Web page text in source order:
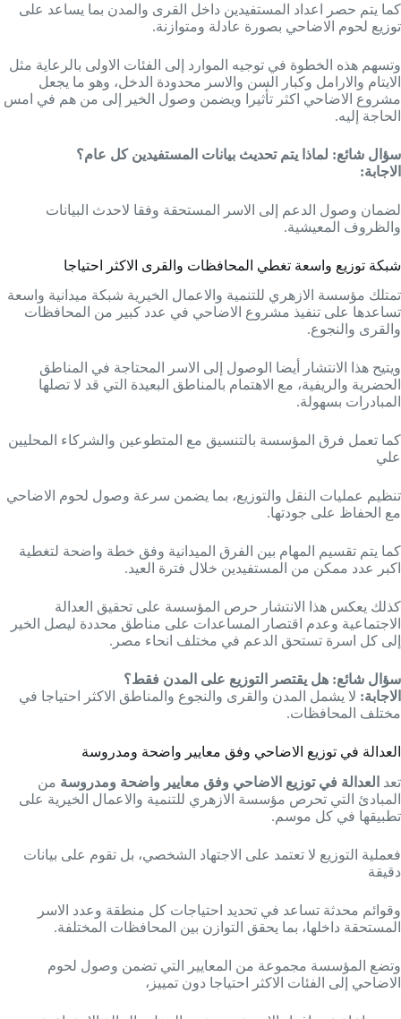
كما يتم حصر اعداد المستفيدين داخل القرى والمدن بما يساعد على
توزيع لحوم الاضاحي بصورة عادلة ومتوازنة.
وتسهم هذه الخطوة في توجيه الموارد إلى الفئات الاولى بالرعاية مثل
الايتام والارامل وكبار السن والاسر محدودة الدخل، وهو ما يجعل
مشروع الاضاحي اكثر تأثيرا ويضمن وصول الخير إلى من هم في امس
الحاجة إليه.
سؤال شائع: لماذا يتم تحديث بيانات المستفيدين كل عام؟
الاجابة:
لضمان وصول الدعم إلى الاسر المستحقة وفقا لاحدث البيانات
والظروف المعيشية.
شبكة توزيع واسعة تغطي المحافظات والقرى الاكثر احتياجا
تمتلك مؤسسة الازهري للتنمية والاعمال الخيرية شبكة ميدانية واسعة
تساعدها على تنفيذ مشروع الاضاحي في عدد كبير من المحافظات
والقرى والنجوع.
ويتيح هذا الانتشار أيضا الوصول إلى الاسر المحتاجة في المناطق
الحضرية والريفية، مع الاهتمام بالمناطق البعيدة التي قد لا تصلها
المبادرات بسهولة.
كما تعمل فرق المؤسسة بالتنسيق مع المتطوعين والشركاء المحليين
علي
تنظيم عمليات النقل والتوزيع، بما يضمن سرعة وصول لحوم الاضاحي
مع الحفاظ على جودتها.
كما يتم تقسيم المهام بين الفرق الميدانية وفق خطة واضحة لتغطية
اكبر عدد ممكن من المستفيدين خلال فترة العيد.
كذلك يعكس هذا الانتشار حرص المؤسسة على تحقيق العدالة
الاجتماعية وعدم اقتصار المساعدات على مناطق محددة ليصل الخير
إلى كل اسرة تستحق الدعم في مختلف انحاء مصر.
سؤال شائع: هل يقتصر التوزيع على المدن فقط؟
الاجابة: لا يشمل المدن والقرى والنجوع والمناطق الاكثر احتياجا في
مختلف المحافظات.
العدالة في توزيع الاضاحي وفق معايير واضحة ومدروسة
تعد العدالة في توزيع الاضاحي وفق معايير واضحة ومدروسة من
المبادئ التي تحرص مؤسسة الازهري للتنمية والاعمال الخيرية على
تطبيقها في كل موسم.
فعملية التوزيع لا تعتمد على الاجتهاد الشخصي، بل تقوم على بيانات
دقيقة
وقوائم محدثة تساعد في تحديد احتياجات كل منطقة وعدد الاسر
المستحقة داخلها، بما يحقق التوازن بين المحافظات المختلفة.
وتضع المؤسسة مجموعة من المعايير التي تضمن وصول لحوم
الاضاحي إلى الفئات الاكثر احتياجا دون تمييز،